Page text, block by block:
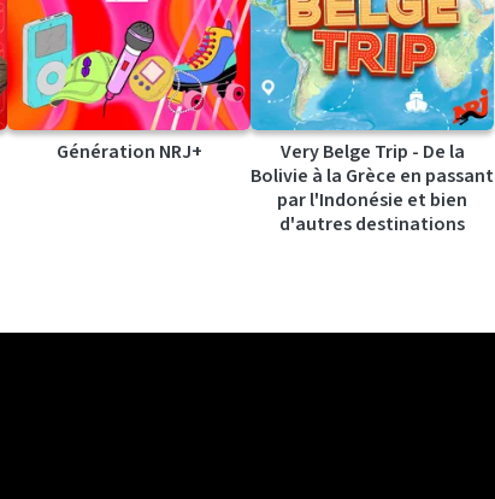
Génération NRJ+
Very Belge Trip - De la
Bolivie à la Grèce en passant
par l'Indonésie et bien
d'autres destinations